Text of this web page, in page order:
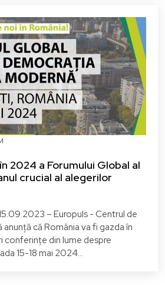
2024 a Forumului Global al
crucial al alegerilor
– Europuls - Centrul de
că România va fi gazda în
conferințe din lume despre
15-18 mai 2024...